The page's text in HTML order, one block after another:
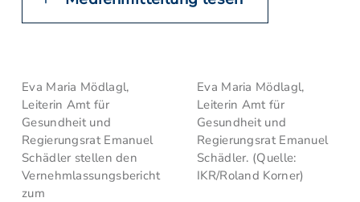
Eva Maria Mödlagl,
Leiterin Amt für
Gesundheit und
Regierungsrat Emanuel
Schädler stellen den
Vernehmlassungsbericht
zum
Eva Maria Mödlagl,
Leiterin Amt für
Gesundheit und
Regierungsrat Emanuel
Schädler. (Quelle:
IKR/Roland Korner)